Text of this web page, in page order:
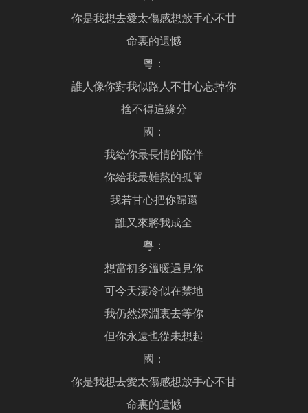
你是我想去愛太傷感想放手心不甘
命裏的遺憾
粵：
誰人像你對我似路人不甘心忘掉你
捨不得這緣分
國：
我給你最長情的陪伴
你給我最難熬的孤單
我若甘心把你歸還
誰又來將我成全
粵：
想當初多溫暖遇見你
可今天淒冷似在禁地
我仍然深淵裏去等你
但你永遠也從未想起
國：
你是我想去愛太傷感想放手心不甘
命裏的遺憾